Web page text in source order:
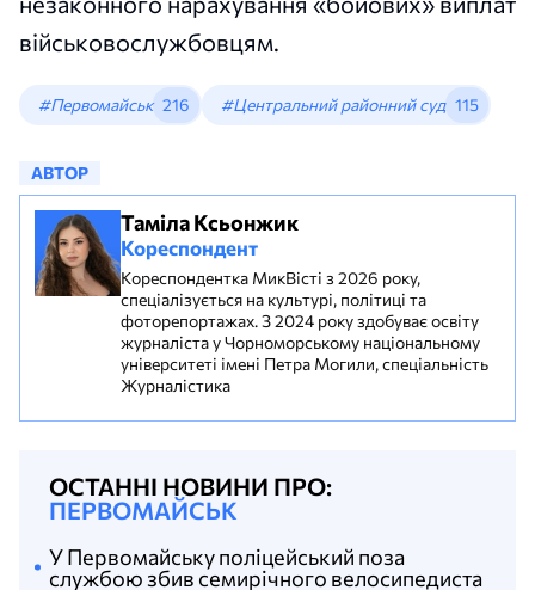
військовослужбовцям.
#Первомайськ 216 #Центральний районний суд 115
АВТОР
Таміла Ксьонжик
Кореспондент
Кореспондентка МикВісті з 2026 року,
спеціалізується на культурі, політиці та
фоторепортажах. З 2024 року здобуває освіту
журналіста у Чорноморському національному
університеті імені Петра Могили, спеціальність
Журналістика
ОСТАННІ НОВИНИ ПРО:
ПЕРВОМАЙСЬК
У Первомайську поліцейський поза
службою збив семирічного велосипедиста